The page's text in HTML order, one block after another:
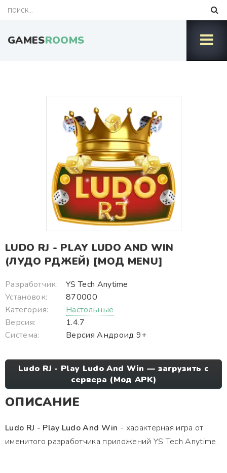
GAMESROOMS
LUDO RJ - PLAY LUDO AND WIN
(ЛУДО РДЖЕЙ) [МОД MENU]
Разработчик:
YS Tech Anytime
Установок:
870000
Категория:
Настольные
Версия:
1.4.7
Система:
Версия Андроид 9+
Ludo RJ - Play Ludo And Win — загрузить с
сервера (Мод APK)
ОПИСАНИЕ
Ludo RJ - Play Ludo And Win - характерная игра от
именитого разработчика приложений YS Tech Anytime.